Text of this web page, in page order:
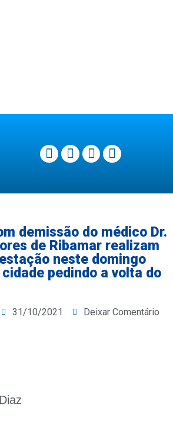
demissão do médico Dr.
de Ribamar realizam
neste domingo
pedindo a volta do
31/10/2021 Deixar Comentário